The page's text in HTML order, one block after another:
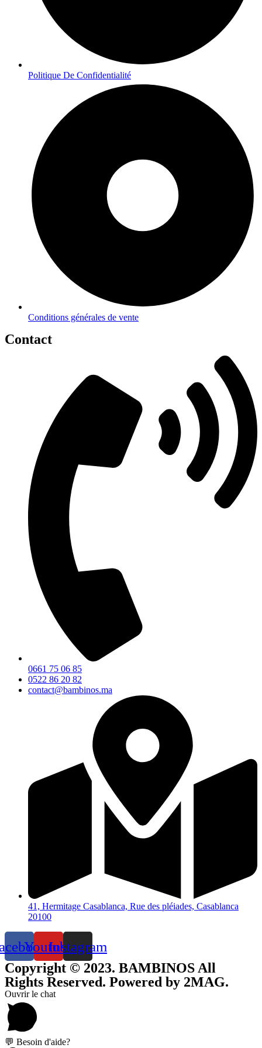
Politique De Confidentialité
Conditions générales de vente
Contact
0661 75 06 85
0522 86 20 82
contact@bambinos.ma
41, Hermitage Casablanca, Rue des pléiades, Casablanca
20100
YoutubeInstagram
Copyright © 2023. BAMBINOS All
Rights Reserved. Powered by 2MAG.
Ouvrir le chat
💬 Besoin d'aide?